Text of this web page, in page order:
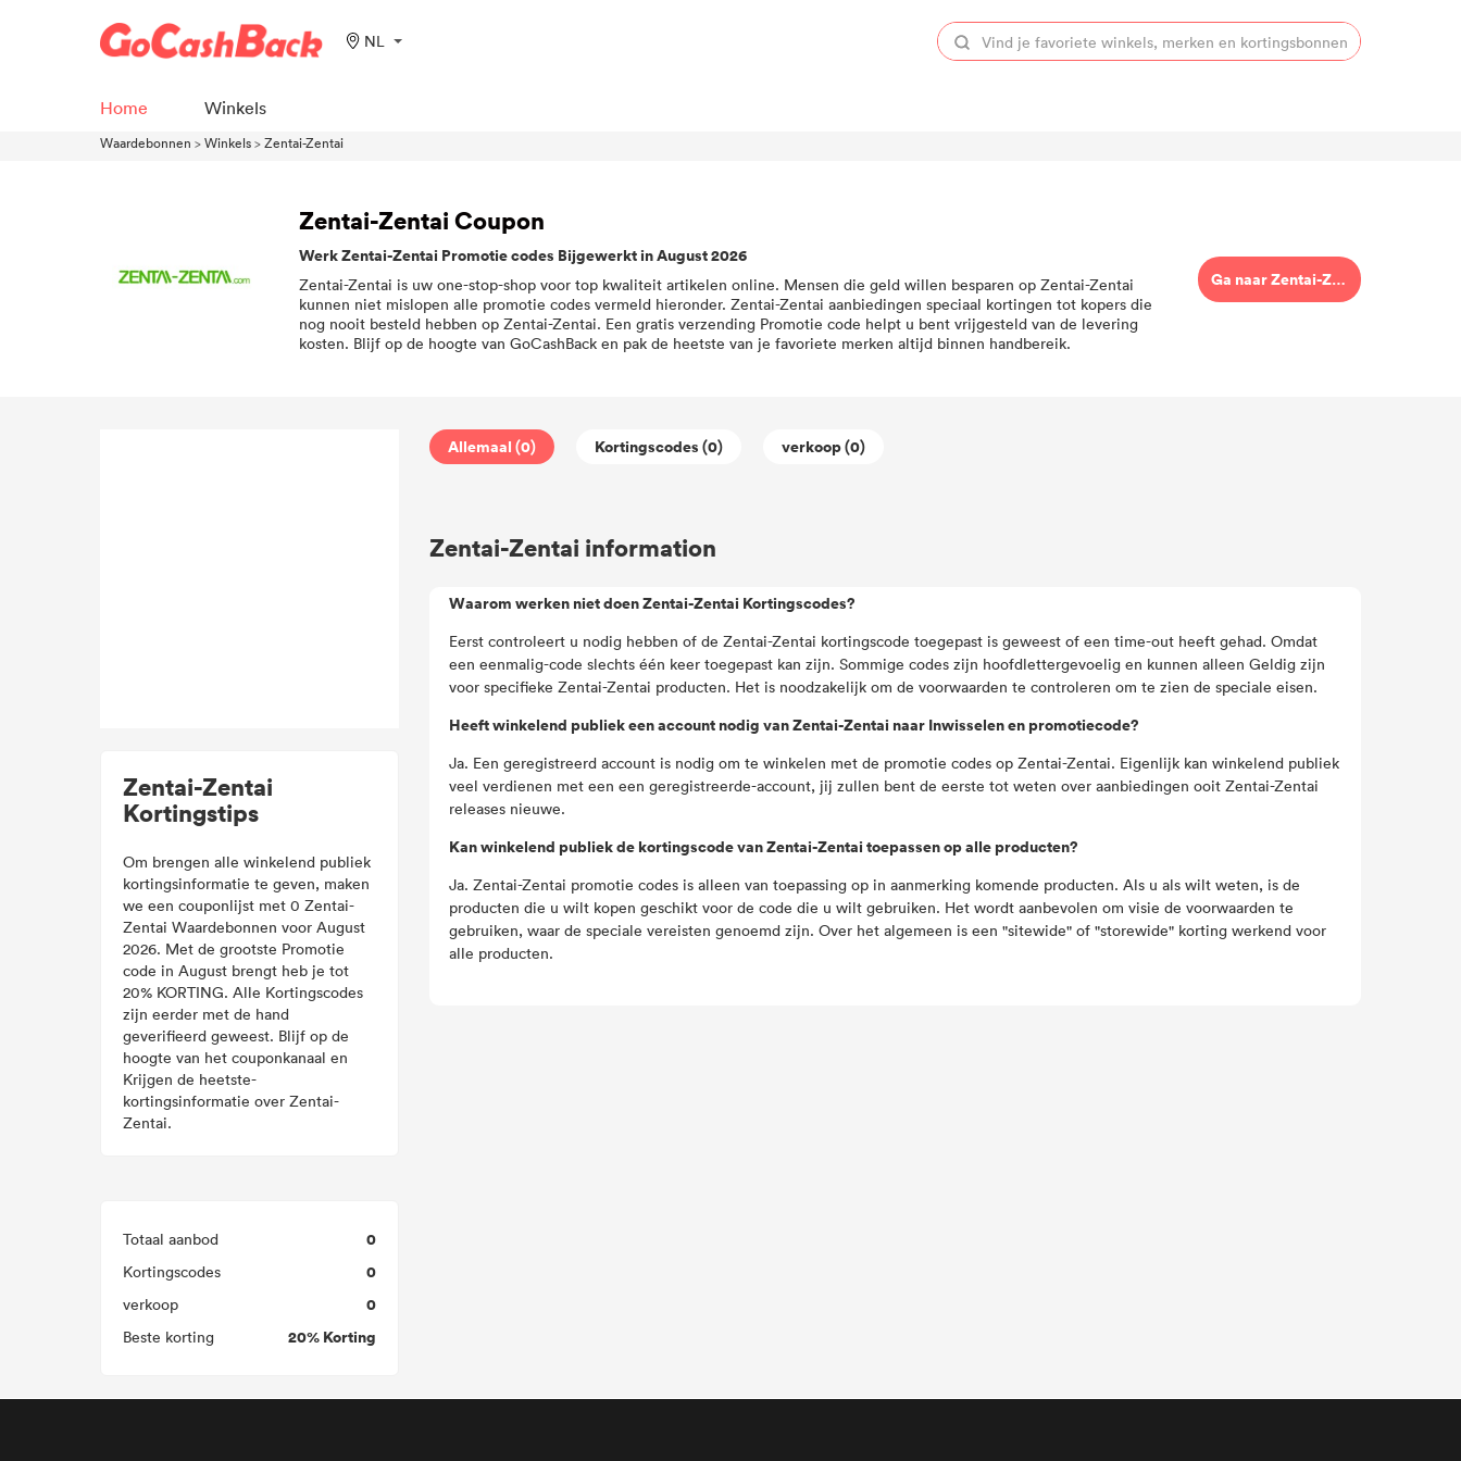
NL
Home Winkels
Waardebonnen >Winkels>Zentai-Zentai
Zentai-Zentai Coupon
Werk Zentai-Zentai Promotie codes Bijgewerkt in August 2026
Zentai-Zentai is uw one-stop-shop voor top kwaliteit artikelen online. Mensen die geld willen besparen op Zentai-Zentai
kunnen niet mislopen alle promotie codes vermeld hieronder. Zentai-Zentai aanbiedingen speciaal kortingen tot kopers die
nog nooit besteld hebben op Zentai-Zentai. Een gratis verzending Promotie code helpt u bent vrijgesteld van de levering
kosten. Blijf op de hoogte van GoCashBack en pak de heetste van je favoriete merken altijd binnen handbereik.
Ga naar Zentai-Zentai
Zentai-Zentai
Kortingstips
Om brengen alle winkelend publiek
kortingsinformatie te geven, maken
we een couponlijst met 0 Zentai-
Zentai Waardebonnen voor August
2026. Met de grootste Promotie
code in August brengt heb je tot
20% KORTING. Alle Kortingscodes
zijn eerder met de hand
geverifieerd geweest. Blijf op de
hoogte van het couponkanaal en
Krijgen de heetste-
kortingsinformatie over Zentai-
Zentai.
Totaal aanbod 0
Kortingscodes 0
verkoop 0
Beste korting 20% Korting
Allemaal (0) Kortingscodes (0) verkoop (0)
Zentai-Zentai information
Waarom werken niet doen Zentai-Zentai Kortingscodes?
Eerst controleert u nodig hebben of de Zentai-Zentai kortingscode toegepast is geweest of een time-out heeft gehad. Omdat
een eenmalig-code slechts één keer toegepast kan zijn. Sommige codes zijn hoofdlettergevoelig en kunnen alleen Geldig zijn
voor specifieke Zentai-Zentai producten. Het is noodzakelijk om de voorwaarden te controleren om te zien de speciale eisen.
Heeft winkelend publiek een account nodig van Zentai-Zentai naar Inwisselen en promotiecode?
Ja. Een geregistreerd account is nodig om te winkelen met de promotie codes op Zentai-Zentai. Eigenlijk kan winkelend publiek
veel verdienen met een een geregistreerde-account, jij zullen bent de eerste tot weten over aanbiedingen ooit Zentai-Zentai
releases nieuwe.
Kan winkelend publiek de kortingscode van Zentai-Zentai toepassen op alle producten?
Ja. Zentai-Zentai promotie codes is alleen van toepassing op in aanmerking komende producten. Als u als wilt weten, is de
producten die u wilt kopen geschikt voor de code die u wilt gebruiken. Het wordt aanbevolen om visie de voorwaarden te
gebruiken, waar de speciale vereisten genoemd zijn. Over het algemeen is een "sitewide" of "storewide" korting werkend voor
alle producten.